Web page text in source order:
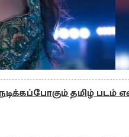
நடிக்கப்போகும் தமிழ் படம்